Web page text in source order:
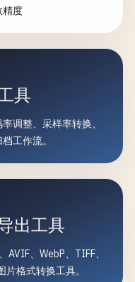
精度
具
调整、采样率转换、
工作流。
出工具
AVIF、WebP、TIFF、
格式转换工具。